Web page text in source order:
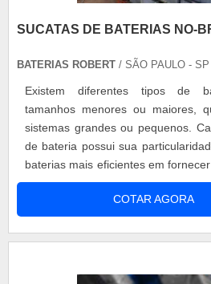
SUCATAS DE BATERIAS NO-
BATERIAS ROBERT / SÃO PAULO - SP
Existem diferentes tipos de
tamanhos menores ou maiores,
sistemas grandes ou pequenos.
de bateria possui sua
baterias mais eficientes em fornecer
aparelho é a bateria chamada no-
de baterias no-break Um no-
também como UPS (Fonte
COTAR AGORA